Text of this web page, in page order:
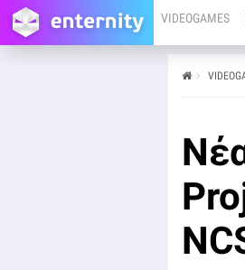
VIDEOGAMES
παρουσίασε νέα trailers για τα επερχόμενα